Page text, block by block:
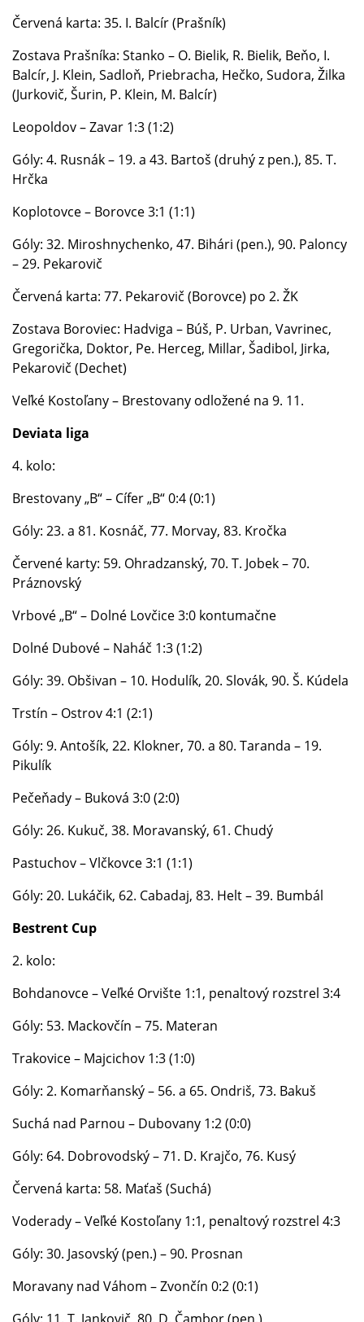
Červená karta: 35. I. Balcír (Prašník)
Zostava Prašníka: Stanko – O. Bielik, R. Bielik, Beňo, I.
Balcír, J. Klein, Sadloň, Priebracha, Hečko, Sudora, Žilka
(Jurkovič, Šurin, P. Klein, M. Balcír)
Leopoldov – Zavar 1:3 (1:2)
Góly: 4. Rusnák – 19. a 43. Bartoš (druhý z pen.), 85. T.
Hrčka
Koplotovce – Borovce 3:1 (1:1)
Góly: 32. Miroshnychenko, 47. Bihári (pen.), 90. Paloncy
– 29. Pekarovič
Červená karta: 77. Pekarovič (Borovce) po 2. ŽK
Zostava Boroviec: Hadviga – Búš, P. Urban, Vavrinec,
Gregorička, Doktor, Pe. Herceg, Millar, Šadibol, Jirka,
Pekarovič (Dechet)
Veľké Kostoľany – Brestovany odložené na 9. 11.
Deviata liga
4. kolo:
Brestovany „B“ – Cífer „B“ 0:4 (0:1)
Góly: 23. a 81. Kosnáč, 77. Morvay, 83. Kročka
Červené karty: 59. Ohradzanský, 70. T. Jobek – 70.
Práznovský
Vrbové „B“ – Dolné Lovčice 3:0 kontumačne
Dolné Dubové – Naháč 1:3 (1:2)
Góly: 39. Obšivan – 10. Hodulík, 20. Slovák, 90. Š. Kúdela
Trstín – Ostrov 4:1 (2:1)
Góly: 9. Antošík, 22. Klokner, 70. a 80. Taranda – 19.
Pikulík
Pečeňady – Buková 3:0 (2:0)
Góly: 26. Kukuč, 38. Moravanský, 61. Chudý
Pastuchov – Vlčkovce 3:1 (1:1)
Góly: 20. Lukáčik, 62. Cabadaj, 83. Helt – 39. Bumbál
Bestrent Cup
2. kolo:
Bohdanovce – Veľké Orvište 1:1, penaltový rozstrel 3:4
Góly: 53. Mackovčín – 75. Materan
Trakovice – Majcichov 1:3 (1:0)
Góly: 2. Komarňanský – 56. a 65. Ondriš, 73. Bakuš
Suchá nad Parnou – Dubovany 1:2 (0:0)
Góly: 64. Dobrovodský – 71. D. Krajčo, 76. Kusý
Červená karta: 58. Maťaš (Suchá)
Voderady – Veľké Kostoľany 1:1, penaltový rozstrel 4:3
Góly: 30. Jasovský (pen.) – 90. Prosnan
Moravany nad Váhom – Zvončín 0:2 (0:1)